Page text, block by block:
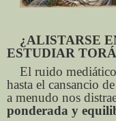
¿ALISTARSE
ESTUDIAR
El ruido
hasta el cansancio
a menudo nos
ponderada y